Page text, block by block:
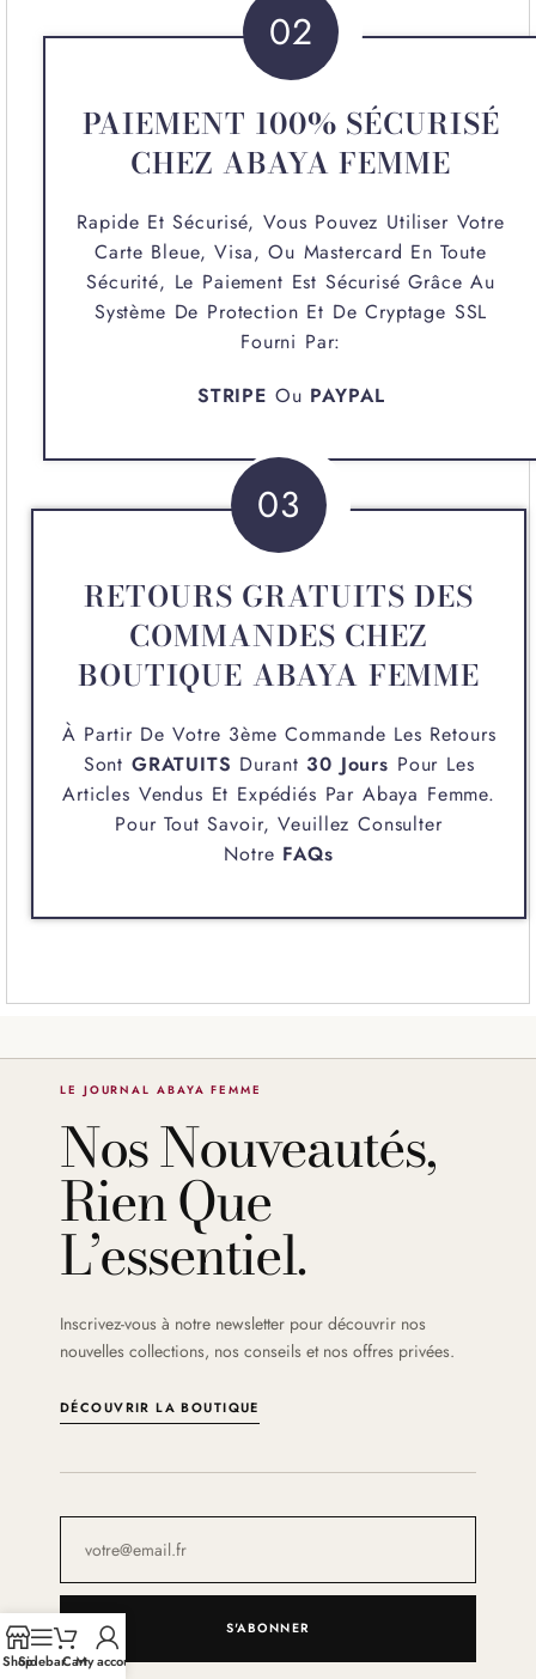
02
PAIEMENT 100% SÉCURISÉ
CHEZ ABAYA FEMME
Rapide Et Sécurisé, Vous Pouvez Utiliser Votre
Carte Bleue, Visa, Ou Mastercard En Toute
Sécurité, Le Paiement Est Sécurisé Grâce Au
Système De Protection Et De Cryptage SSL
Fourni Par:
STRIPE Ou PAYPAL
03
RETOURS GRATUITS DES
COMMANDES CHEZ
BOUTIQUE ABAYA FEMME
À Partir De Votre 3ème Commande Les Retours
Sont GRATUITS Durant 30 Jours Pour Les
Articles Vendus Et Expédiés Par Abaya Femme.
Pour Tout Savoir, Veuillez Consulter
Notre FAQs
LE JOURNAL ABAYA FEMME
Nos Nouveautés,
Rien Que
L’essentiel.
Inscrivez-vous à notre newsletter pour découvrir nos
nouvelles collections, nos conseils et nos offres privées.
DÉCOUVRIR LA BOUTIQUE
S'ABONNER
ShopSidebarCartMy account